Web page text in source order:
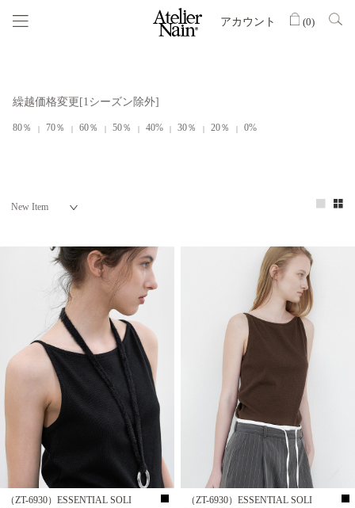
アカウント (0)
繰越価格変更[1シーズン除外]
80％ 70％ 60％ 50％ 40% 30％ 20％ 0%
（ZT-6930）ESSENTIAL SOLI
（ZT-6930）ESSENTIAL SOLI